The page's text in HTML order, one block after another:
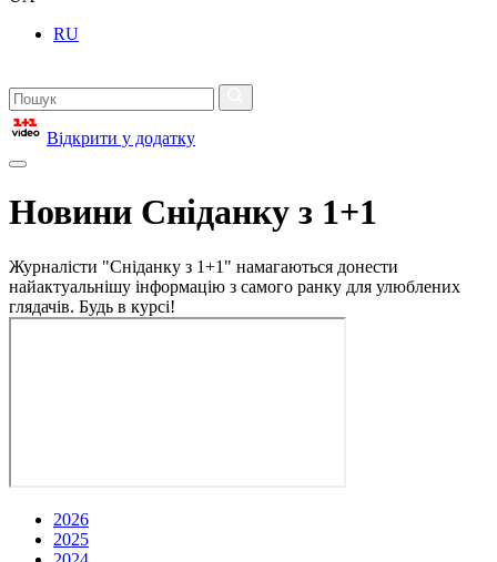
RU
Відкрити у додатку
Новини Сніданку з 1+1
Журналісти "Сніданку з 1+1" намагаються донести
найактуальнішу інформацію з самого ранку для улюблених
глядачів. Будь в курсі!
2026
2025